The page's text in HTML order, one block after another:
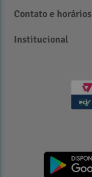
Contato e horários
Institucional